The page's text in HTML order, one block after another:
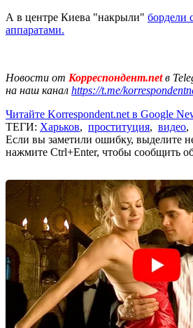
А в центре Киева "накрыли" бордели
аппаратами.
Новости от Корреспондент.netв
на наш канал https://t.me/
Читайте Korrespondent.net в Google
ТЕГИ: Харьков, проституция, видео,
Если вы заметили ошибку, выделите
нажмите Ctrl+Enter, чтобы сообщить